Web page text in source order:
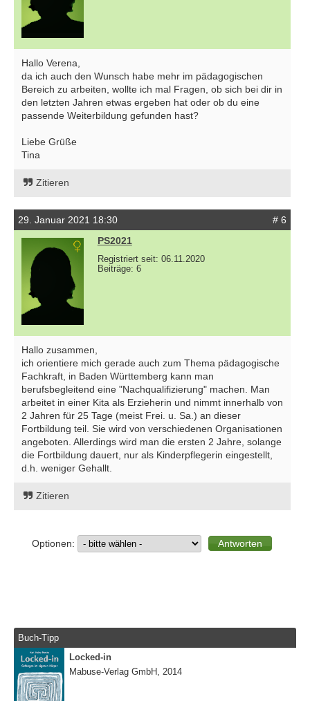
Hallo Verena,
da ich auch den Wunsch habe mehr im pädagogischen
Bereich zu arbeiten, wollte ich mal Fragen, ob sich bei dir in
den letzten Jahren etwas ergeben hat oder ob du eine
passende Weiterbildung gefunden hast?
Liebe Grüße
Tina
Zitieren
29. Januar 2021 18:30
# 6
PS2021
Registriert seit: 06.11.2020
Beiträge: 6
Hallo zusammen,
ich orientiere mich gerade auch zum Thema pädagogische
Fachkraft, in Baden Württemberg kann man
berufsbegleitend eine "Nachqualifizierung" machen. Man
arbeitet in einer Kita als Erzieherin und nimmt innerhalb von
2 Jahren für 25 Tage (meist Frei. u. Sa.) an dieser
Fortbildung teil. Sie wird von verschiedenen Organisationen
angeboten. Allerdings wird man die ersten 2 Jahre, solange
die Fortbildung dauert, nur als Kinderpflegerin eingestellt,
d.h. weniger Gehallt.
Zitieren
Optionen:
Buch-Tipp
Locked-in
Mabuse-Verlag GmbH, 2014